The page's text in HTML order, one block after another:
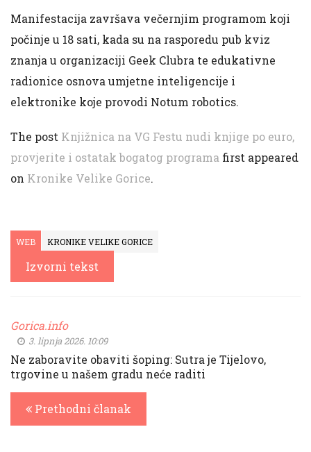
Manifestacija završava večernjim programom koji
počinje u 18 sati, kada su na rasporedu pub kviz
znanja u organizaciji Geek Clubra te edukativne
radionice osnova umjetne inteligencije i
elektronike koje provodi Notum robotics.
The post Knjižnica na VG Festu nudi knjige po euro,
provjerite i ostatak bogatog programa first appeared
on Kronike Velike Gorice.
WEB KRONIKE VELIKE GORICE
Izvorni tekst
Gorica.info
3. lipnja 2026. 10:09
Ne zaboravite obaviti šoping: Sutra je Tijelovo,
trgovine u našem gradu neće raditi
Prethodni članak